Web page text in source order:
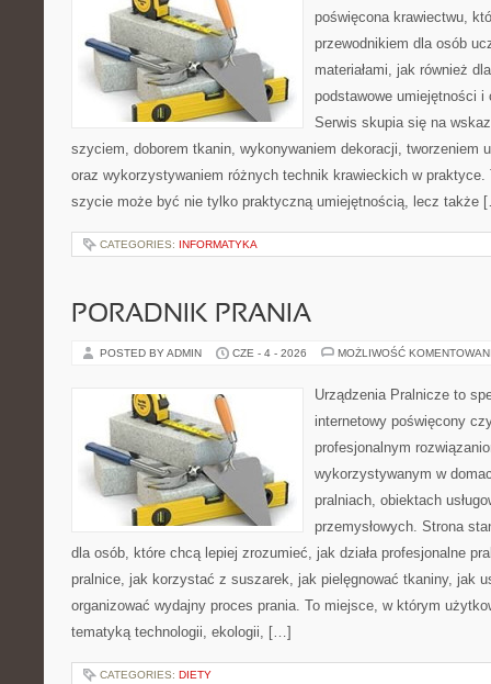
poświęcona krawiectwu,
przewodnikiem dla osób
materiałami, jak również
podstawowe umiejętności
Serwis skupia się na
szyciem, doborem tkanin, wykonywaniem dekoracji, tworzeniem
oraz wykorzystywaniem różnych technik krawieckich w
szycie może być nie tylko praktyczną umiejętnością, lecz także
CATEGORIES: INFORMATYKA
PORADNIK PRANIA
POSTED BY ADMIN CZE - 4 - 2026 MOŻLIWOŚĆ
Urządzenia Pralnicze to
internetowy poświęcony
profesjonalnym
wykorzystywanym w
pralniach, obiektach
przemysłowych. Strona
dla osób, które chcą lepiej zrozumieć, jak działa profesjonalne
pralnice, jak korzystać z suszarek, jak pielęgnować tkaniny, jak
organizować wydajny proces prania. To miejsce, w którym
tematyką technologii, ekologii, […]
CATEGORIES: DIETY